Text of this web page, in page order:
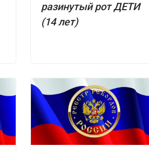
разинутый рот ДЕТИ
(14 лет)